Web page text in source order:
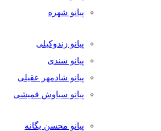
پیانو شهره
پیانو زندوکیلی
پیانو سندی
پیانو شادمهر عقیلی
پیانو سیاوش قمیشی
پیانو محسن یگانه